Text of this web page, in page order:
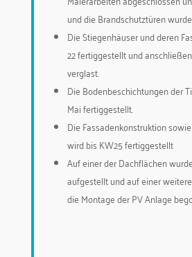
und die Brandschutztüren
Die Stiegenhäuser und deren
22 fertiggestellt und
verglast.
Die Bodenbeschichtungen der
Mai fertiggestellt.
Die Fassadenkonstruktion
wird bis KW25 fertiggestellt
Auf einer der Dachflächen
aufgestellt und auf einer
die Montage der PV Anlage